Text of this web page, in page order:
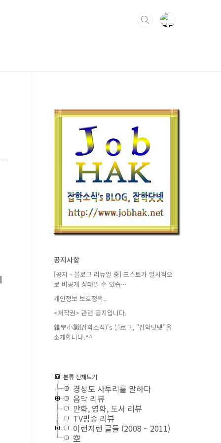
공지사항
[공지 - 블로그 리뉴얼 중] 포스트가 일시적으
로 비공개 상태일 수 있습⋯
개인정보 보호정책..
<저작권> 관련 공지입니다.
雜學小識(잡학소식)'s 블로그, "잡학닷넷"을
소개합니다.^^
분류 전체보기
경상도 사투리를 말하다
음악 리뷰
만화, 영화, 도서 리뷰
TV방송 리뷰
이런저런 글들 (2008 ~ 2011)
空